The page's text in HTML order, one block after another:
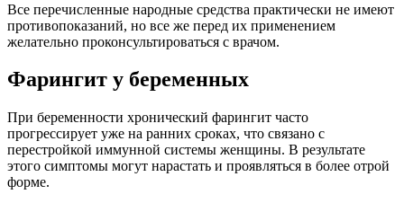
Все перечисленные народные средства практически не имеют
противопоказаний, но все же перед их применением
желательно проконсультироваться с врачом.
Фарингит у беременных
При беременности хронический фарингит часто
прогрессирует уже на ранних сроках, что связано с
перестройкой иммунной системы женщины. В результате
этого симптомы могут нарастать и проявляться в более отрой
форме.